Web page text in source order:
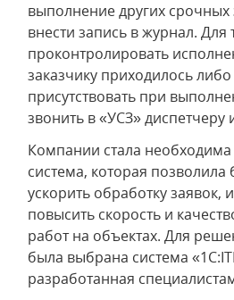
выполнение других срочных
внести запись в журнал. Для
проконтролировать
заказчику приходилось
присутствовать при
звонить в «УСЗ»
Компании стала
система, которая
ускорить обработку заявок,
повысить скорость и
работ на объектах. Для
была выбрана система
разработанная